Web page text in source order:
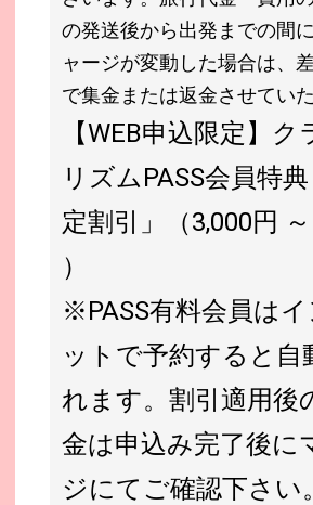
の発送後から出発までの間
ャージが変動した場合は、
で集金または返金させてい
【WEB申込限定】ク
リズムPASS会員特
定割引」（3,000円
）
※PASS有料会員は
ットで予約すると自
れます。割引適用後
金は申込み完了後に
ジにてご確認下さい。